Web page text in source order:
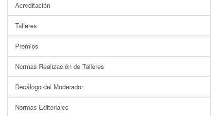
Acreditación
Talleres
Premios
Normas Realización de Talleres
Decálogo del Moderador
Normas Editoriales